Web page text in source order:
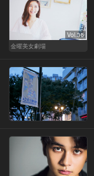
Vol.36
金曜美女劇場